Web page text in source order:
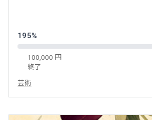
195%
100,000 円
終了
芸術